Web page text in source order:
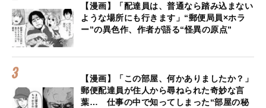
【漫画】「配達員は、普通なら踏み込まない
ような場所にも行きます」“郵便局員×ホラ
ー”の異色作、作者が語る“怪異の原点”
【漫画】「この部屋、何かありましたか？」
郵便配達員が住人から尋ねられた奇妙な言
葉… 仕事の中で知ってしまった“部屋の秘